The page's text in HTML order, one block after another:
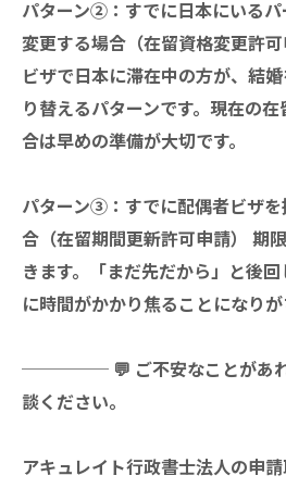
パターン②：すでに日本にいる
変更する場合（在留資格変更許
ビザで日本に滞在中の方が、結
り替えるパターンです。現在の
合は早めの準備が大切です。
パターン③：すでに配偶者ビザ
合（在留期間更新許可申請） 期
きます。「まだ先だから」と後
に時間がかかり焦ることになりが
───── 💬 ご不安なことがあれ
談ください。
アキュレイト行政書士法人の申